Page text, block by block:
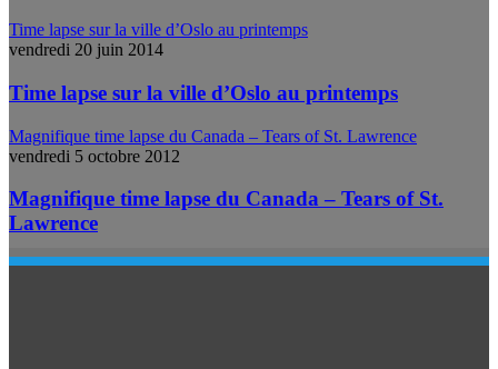
Time lapse sur la ville d’Oslo au printemps
vendredi 20 juin 2014
Time lapse sur la ville d’Oslo au printemps
Magnifique time lapse du Canada – Tears of St. Lawrence
vendredi 5 octobre 2012
Magnifique time lapse du Canada – Tears of St.
Lawrence